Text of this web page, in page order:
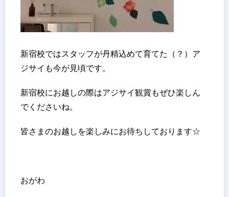
新宿校ではスタッフが丹精込めて育てた（？）ア
ジサイも今が見頃です。
新宿校にお越しの際はアジサイ観賞もぜひ楽しん
でくださいね。
皆さまのお越しを楽しみにお待ちしております☆
おがわ